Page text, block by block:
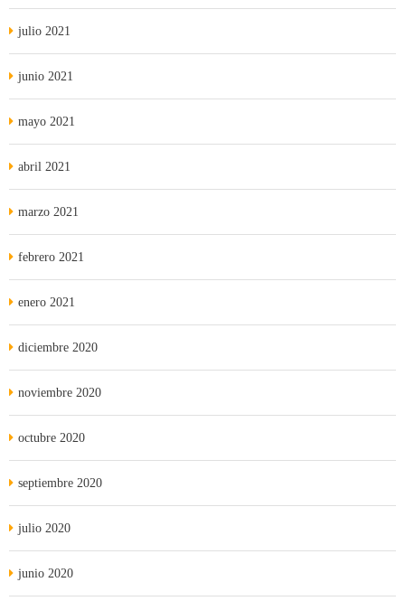
julio 2021
junio 2021
mayo 2021
abril 2021
marzo 2021
febrero 2021
enero 2021
diciembre 2020
noviembre 2020
octubre 2020
septiembre 2020
julio 2020
junio 2020